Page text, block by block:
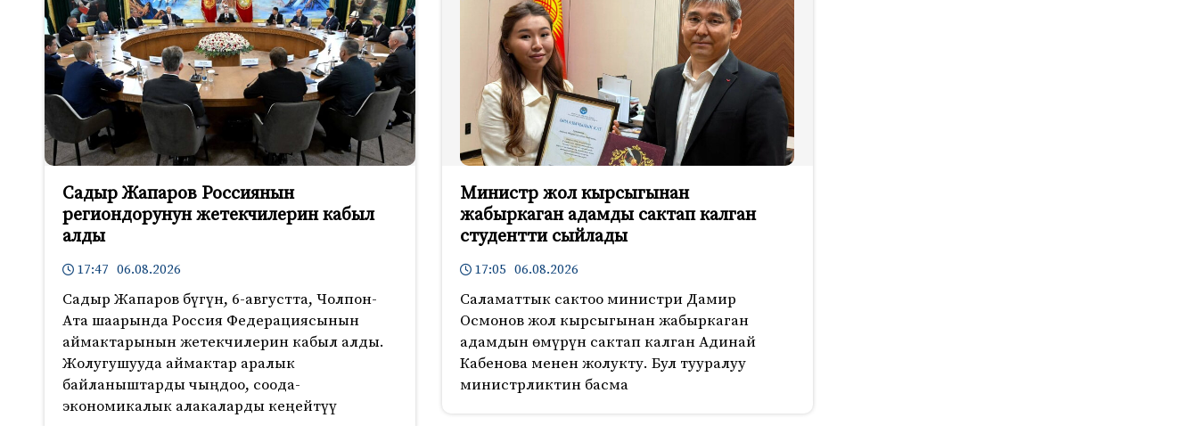
Садыр Жапаров Россиянын
региондорунун жетекчилерин кабыл
алды
17:47 06.08.2026
Садыр Жапаров бүгүн, 6-августта, Чолпон-
Ата шаарында Россия Федерациясынын
аймактарынын жетекчилерин кабыл алды.
Жолугушууда аймактар аралык
байланыштарды чыңдоо, соода-
экономикалык алакаларды кеңейтүү
Министр жол кырсыгынан
жабыркаган адамды сактап калган
студентти сыйлады
17:05 06.08.2026
Саламаттык сактоо министри Дамир
Осмонов жол кырсыгынан жабыркаган
адамдын өмүрүн сактап калган Адинай
Кабенова менен жолукту. Бул тууралуу
министрликтин басма